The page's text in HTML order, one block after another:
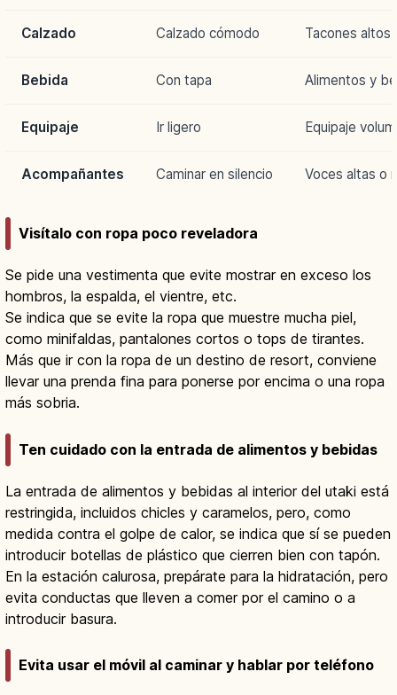
Calzado Calzado cómodo Tacones altos
Bebida Con tapa Alimentos y
Equipaje Ir ligero Equipaje
Acompañantes Caminar en silencio Voces altas o
Visítalo con ropa poco reveladora
Se pide una vestimenta que evite mostrar en exceso los
hombros, la espalda, el vientre, etc.
Se indica que se evite la ropa que muestre mucha piel,
como minifaldas, pantalones cortos o tops de tirantes.
Más que ir con la ropa de un destino de resort, conviene
llevar una prenda fina para ponerse por encima o una ropa
más sobria.
Ten cuidado con la entrada de alimentos y bebidas
La entrada de alimentos y bebidas al interior del utaki está
restringida, incluidos chicles y caramelos, pero, como
medida contra el golpe de calor, se indica que sí se pueden
introducir botellas de plástico que cierren bien con tapón.
En la estación calurosa, prepárate para la hidratación, pero
evita conductas que lleven a comer por el camino o a
introducir basura.
Evita usar el móvil al caminar y hablar por teléfono